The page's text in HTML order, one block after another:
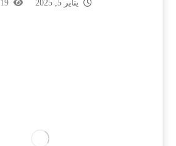
يناير 5, 2025 19